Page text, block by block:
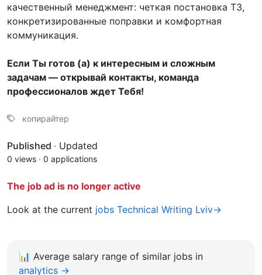
качественный менеджмент: четкая постановка ТЗ,
конкретизированные поправки и комфортная
коммуникация.
Если Ты готов (а) к интересным и сложным
задачам — открывай контакты, команда
профессионалов ждет Тебя!
копирайтер
Published · Updated
0 views · 0 applications
The job ad is no longer active
Look at the current jobs Technical Writing Lviv→
📊 Average salary range of similar jobs in
analytics →